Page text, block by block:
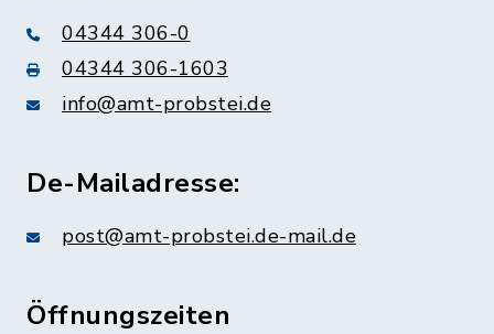
04344 306-0
04344 306-1603
info@amt-probstei.de
De-Mailadresse:
post@amt-probstei.de-mail.de
Öffnungszeiten